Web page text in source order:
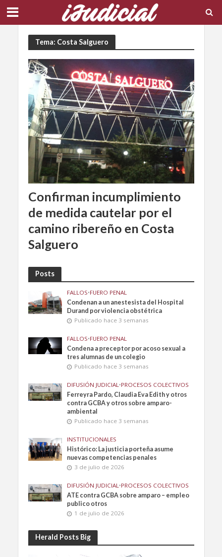
Tema: Costa Salguero
Confirman incumplimiento
de medida cautelar por el
camino ribereño en Costa
Salguero
Posts
FALLOS•FUERO PENAL
Condenan a un anestesista del Hospital
Durand por violencia obstétrica
Publicado hace 3 semanas
FALLOS•FUERO PENAL
Condena a preceptor por acoso sexual a
tres alumnas de un colegio
Publicado hace 3 semanas
DIFUSIÓN JUDICIAL•PROCESOS COLECTIVOS
Ferreyra Pardo, Claudia Eva Edith y otros
contra GCBA y otros sobre amparo-
ambiental
Publicado hace 3 semanas
INSTITUCIONALES
Histórico: La justicia porteña asume
nuevas competencias penales
3 de julio de 2026
DIFUSIÓN JUDICIAL•PROCESOS COLECTIVOS
ATE contra GCBA sobre amparo – empleo
publico otros
1 de julio de 2026
Herald Posts Big